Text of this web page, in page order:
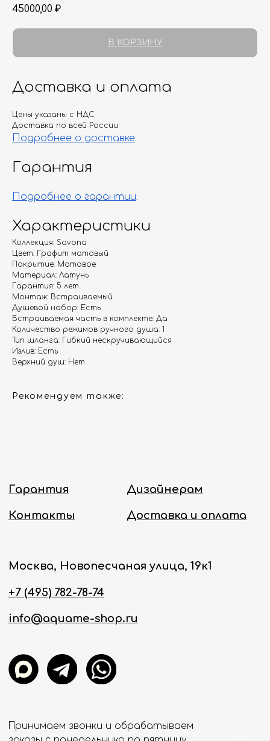
45000,00 ₽
В КОРЗИНУ
Доставка и оплата
Цены указаны с НДС
Доставка по всей России
Подробнее о доставке.
Гарантия
Подробнее о гарантии.
Характеристики
Коллекция: Savona
Цвет: Графит матовый
Покрытие: Матовое
Материал: Латунь
Гарантия: 5 лет
Монтаж: Встраиваемый
Душевой набор: Есть
Встраиваемая часть в комплекте: Да
Количество режимов ручного душа: 1
Тип шланга: Гибкий нескручивающийся
Излив: Есть
Верхний душ: Нет
Рекомендуем также:
Дизайнерам
Гарантия
Контакты
Москва, Новопесчаная улица, 19к1
+7 (495) 782-78-74
info@aquame-shop.ru
Политика конфиденциальности